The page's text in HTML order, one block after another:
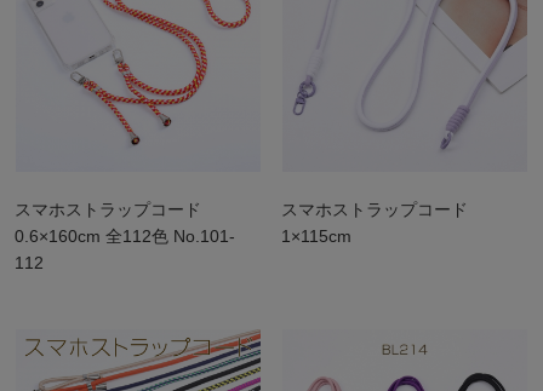
スマホストラップコード
0.6×160cm 全112色 No.101-
112
スマホストラップコード
1×115cm